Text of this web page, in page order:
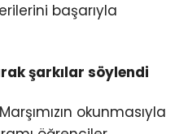
başarıyla
şarkılar söylendi
okunmasıyla